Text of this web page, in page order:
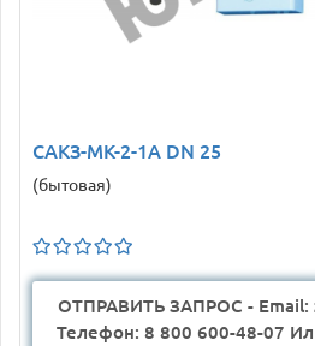
САКЗ-МК-2-1А DN 25
(бытовая)
ОТПРАВИТЬ ЗАПРОС - Email:
Телефон: 8 800 600-48-07